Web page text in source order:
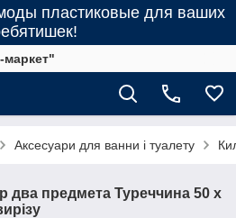
пластиковые для ваших
маркет"
Аксесуари для ванни і туалету
два предмета Туреччина 50 х